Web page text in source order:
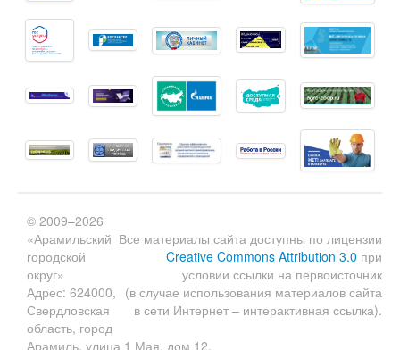
Все материалы сайта доступны по лицензии
Creative Commons Attribution 3.0 при
условии ссылки на первоисточник
(в случае использования материалов сайта
в сети Интернет – интерактивная ссылка).
© 2009–2026
«Арамильский
городской
округ»
Адрес: 624000,
Свердловская
область, город
Арамиль, улица 1 Мая, дом 12.